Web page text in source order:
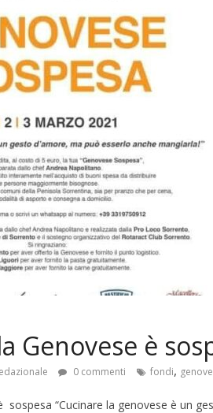
Genovese è
0 commenti fondi,
“Cucinare la genovese è un